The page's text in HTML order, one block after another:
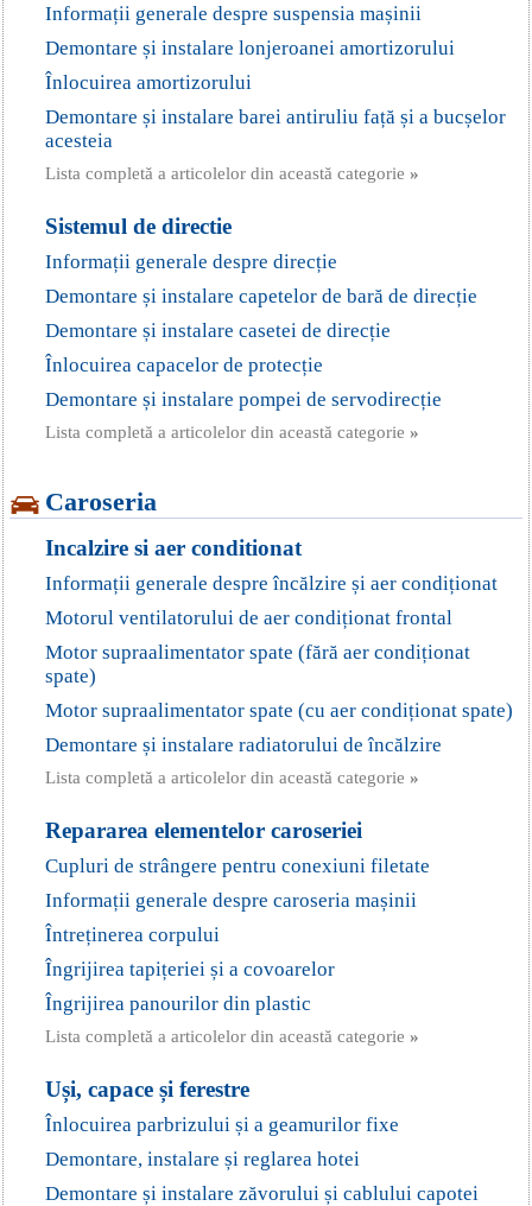
Informații generale despre suspensia mașinii
Demontare și instalare lonjeroanei amortizorului
Înlocuirea amortizorului
Demontare și instalare barei antiruliu față și a bucșelor
acesteia
Lista completă a articolelor din această categorie »
Sistemul de directie
Informații generale despre direcție
Demontare și instalare capetelor de bară de direcție
Demontare și instalare casetei de direcție
Înlocuirea capacelor de protecție
Demontare și instalare pompei de servodirecție
Lista completă a articolelor din această categorie »
Caroseria
Incalzire si aer conditionat
Informații generale despre încălzire și aer condiționat
Motorul ventilatorului de aer condiționat frontal
Motor supraalimentator spate (fără aer condiționat
spate)
Motor supraalimentator spate (cu aer condiționat spate)
Demontare și instalare radiatorului de încălzire
Lista completă a articolelor din această categorie »
Repararea elementelor caroseriei
Cupluri de strângere pentru conexiuni filetate
Informații generale despre caroseria mașinii
Întreținerea corpului
Îngrijirea tapițeriei și a covoarelor
Îngrijirea panourilor din plastic
Lista completă a articolelor din această categorie »
Uși, capace și ferestre
Înlocuirea parbrizului și a geamurilor fixe
Demontare, instalare și reglarea hotei
Demontare și instalare zăvorului și cablului capotei